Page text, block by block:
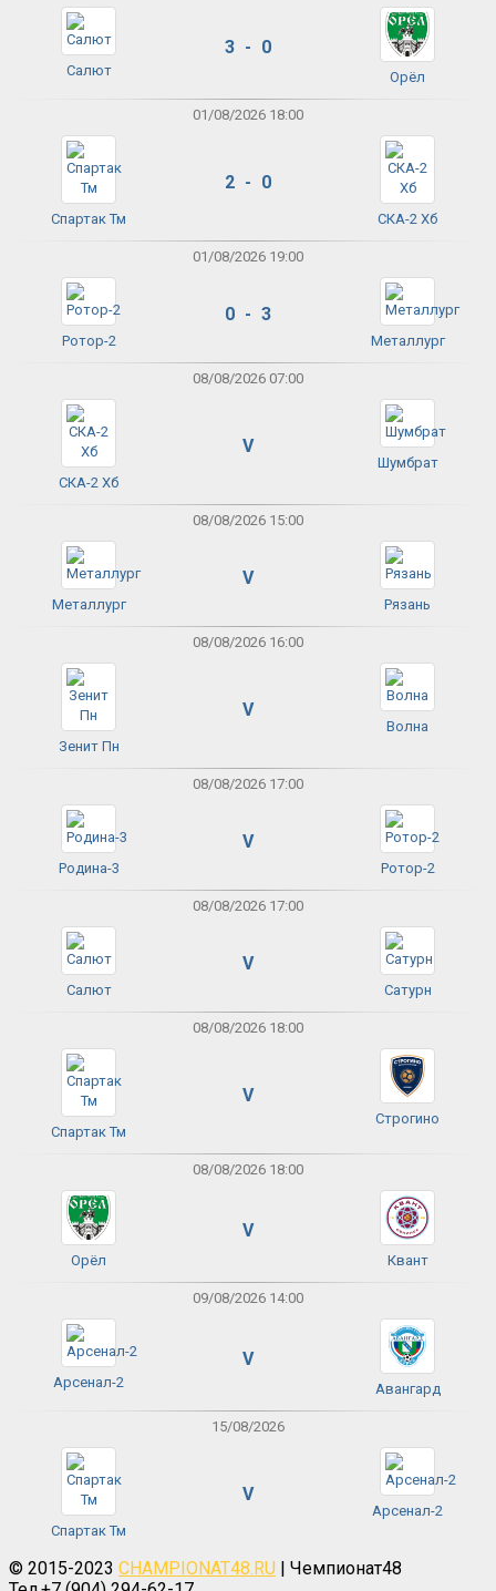
Салют
3 - 0
Орёл
01/08/2026 18:00
Спартак Тм
2 - 0
СКА-2 Хб
01/08/2026 19:00
Ротор-2
0 - 3
Металлург
08/08/2026 07:00
СКА-2 Хб
V
Шумбрат
08/08/2026 15:00
Металлург
V
Рязань
08/08/2026 16:00
Зенит Пн
V
Волна
08/08/2026 17:00
Родина-3
V
Ротор-2
08/08/2026 17:00
Салют
V
Сатурн
08/08/2026 18:00
Спартак Тм
V
Строгино
08/08/2026 18:00
Орёл
V
Квант
09/08/2026 14:00
Арсенал-2
V
Авангард
15/08/2026
Спартак Тм
V
Арсенал-2
© 2015-2023 CHAMPIONAT48.RU | Чемпионат48